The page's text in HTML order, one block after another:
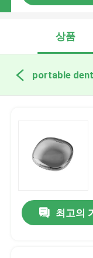
상품
portable
최고의